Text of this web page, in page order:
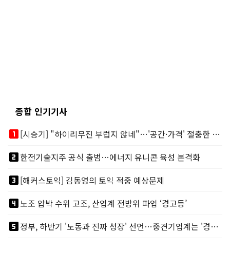
종합 인기기사
looks_one
[시승기] "하이리무진 부럽지 않네"…'공간·가격' 절충한 카니발 하이루프
looks_two한전기술지주 공식 출범…에너지 유니콘 육성 본격화
looks_3[해커스토익] 김동영의 토익 적중 예상문제
looks_4노조 압박 수위 고조, 산업계 전방위 파업 ‘경고등’
looks_5
정부, 하반기 '노동과 진짜 성장' 선언…중견기업계는 '경영 불확실성' 우려